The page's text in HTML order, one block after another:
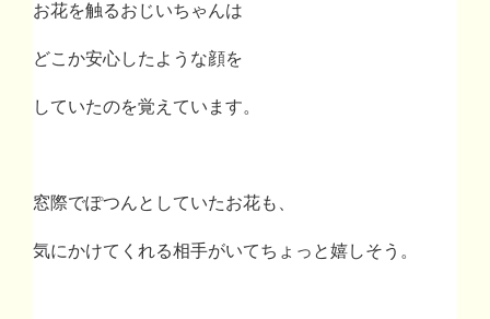
お花を触るおじいちゃんは
どこか安心したような顔を
していたのを覚えています。
窓際でぽつんとしていたお花も、
気にかけてくれる相手がいてちょっと嬉しそう。